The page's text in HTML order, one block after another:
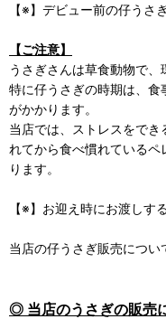
【※】デビュー前の仔うさ
【ご注意】
うさぎさんは草食動物で、
特に仔うさぎの時期は、食
がかかります。
当店では、ストレスをでき
れてから食べ慣れている
ります。
【※】お迎え時にお渡しす
当店の仔うさぎ販売につい
◎ 当店のうさぎの販売